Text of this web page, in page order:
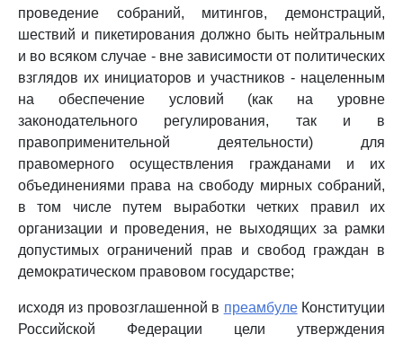
проведение собраний, митингов, демонстраций,
шествий и пикетирования должно быть нейтральным
и во всяком случае - вне зависимости от политических
взглядов их инициаторов и участников - нацеленным
на обеспечение условий (как на уровне
законодательного регулирования, так и в
правоприменительной деятельности) для
правомерного осуществления гражданами и их
объединениями права на свободу мирных собраний,
в том числе путем выработки четких правил их
организации и проведения, не выходящих за рамки
допустимых ограничений прав и свобод граждан в
демократическом правовом государстве;
исходя из провозглашенной в преамбулеКонституции
Российской Федерации цели утверждения